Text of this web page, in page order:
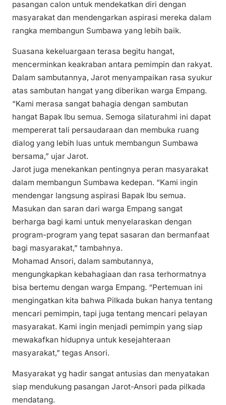
pasangan calon untuk mendekatkan diri dengan
masyarakat dan mendengarkan aspirasi mereka dalam
rangka membangun Sumbawa yang lebih baik.
Suasana kekeluargaan terasa begitu hangat,
mencerminkan keakraban antara pemimpin dan rakyat.
Dalam sambutannya, Jarot menyampaikan rasa syukur
atas sambutan hangat yang diberikan warga Empang.
“Kami merasa sangat bahagia dengan sambutan
hangat Bapak Ibu semua. Semoga silaturahmi ini dapat
mempererat tali persaudaraan dan membuka ruang
dialog yang lebih luas untuk membangun Sumbawa
bersama,” ujar Jarot.
Jarot juga menekankan pentingnya peran masyarakat
dalam membangun Sumbawa kedepan. “Kami ingin
mendengar langsung aspirasi Bapak Ibu semua.
Masukan dan saran dari warga Empang sangat
berharga bagi kami untuk menyelaraskan dengan
program-program yang tepat sasaran dan bermanfaat
bagi masyarakat,” tambahnya.
Mohamad Ansori, dalam sambutannya,
mengungkapkan kebahagiaan dan rasa terhormatnya
bisa bertemu dengan warga Empang. “Pertemuan ini
mengingatkan kita bahwa Pilkada bukan hanya tentang
mencari pemimpin, tapi juga tentang mencari pelayan
masyarakat. Kami ingin menjadi pemimpin yang siap
mewakafkan hidupnya untuk kesejahteraan
masyarakat,” tegas Ansori.
Masyarakat yg hadir sangat antusias dan menyatakan
siap mendukung pasangan Jarot-Ansori pada pilkada
mendatang.